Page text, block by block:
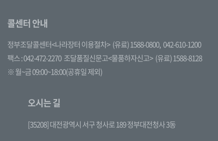
콜센터 안내
정부조달콜센터<나라장터 이용절차> (유료) 1588-0800, 042-610-1200
팩스 : 042-472-2270 조달품질신문고<물품하자신고> (유료) 1588-8128
※ 월~금 09:00~18:00(공휴일 제외)
오시는 길
[35208] 대전광역시 서구 청사로 189 정부대전청사 3동